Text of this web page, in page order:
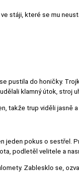
stáji, které se mu
do honičky.
klamný útok, stroj
takže trup viděli jasně
pokus o sestřel.
podletěl velitele a
Zablesklo se,